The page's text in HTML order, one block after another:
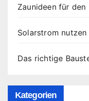
Zaunideen für den
Solarstrom
Das richtige
Kategorien